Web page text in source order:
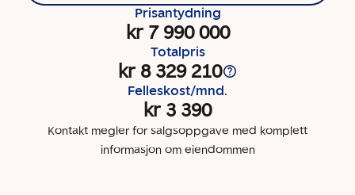
Prisantydning
kr 7 990 000
Totalpris
kr 8 329 210
Felleskost/mnd.
kr 3 390
Kontakt megler for salgsoppgave med komplett
informasjon om eiendommen